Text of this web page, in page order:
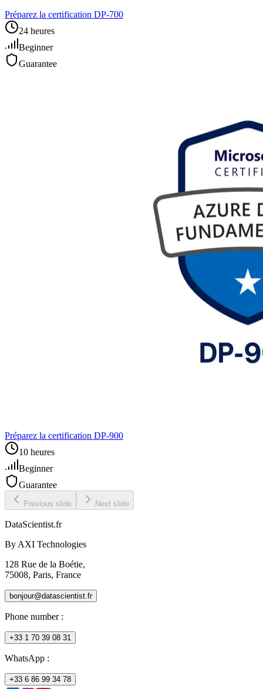
Préparez la certification DP‑700
24 heures
Beginner
Guarantee
Préparez la certification DP‑900
10 heures
Beginner
Guarantee
Previous slide Next slide
DataScientist.fr
By AXI Technologies
128 Rue de la Boétie,
75008, Paris, France
bonjour@datascientist.fr
Phone number:
+33 1 70 39 08 31
WhatsApp :
+33 6 86 99 34 78